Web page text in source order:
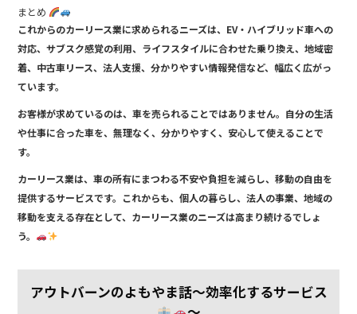
まとめ
これからのカーリース業に求められるニーズは、EV・ハイブリッド車への
対応、サブスク感覚の利用、ライフスタイルに合わせた乗り換え、地域密
着、中古車リース、法人支援、分かりやすい情報発信など、幅広く広がっ
ています。
お客様が求めているのは、車を売られることではありません。自分の生活
や仕事に合った車を、無理なく、分かりやすく、安心して使えることで
す。
カーリース業は、車の所有にまつわる不安や負担を減らし、移動の自由を
提供するサービスです。これからも、個人の暮らし、法人の事業、地域の
移動を支える存在として、カーリース業のニーズは高まり続けるでしょ
う。
アウトバーンのよもやま話～効率化するサービス